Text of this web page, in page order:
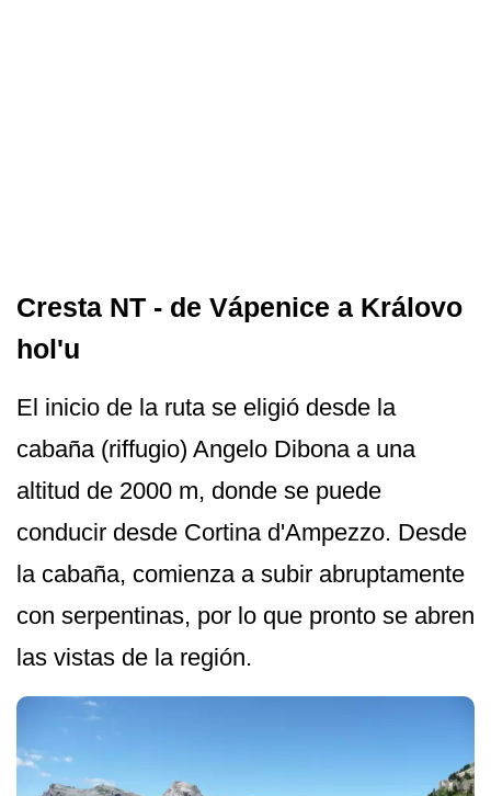
Cresta NT - de Vápenice a Královo
hol'u
El inicio de la ruta se eligió desde la
cabaña (riffugio) Angelo Dibona a una
altitud de 2000 m, donde se puede
conducir desde Cortina d'Ampezzo. Desde
la cabaña, comienza a subir abruptamente
con serpentinas, por lo que pronto se abren
las vistas de la región.